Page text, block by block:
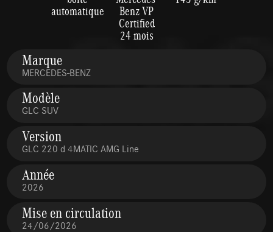
automatique Benz VP
Certified
24 mois
Marque
MERCEDES-BENZ
Modèle
GLC SUV
Version
GLC 220 d 4MATIC AMG Line
Année
2026
Mise en circulation
24/06/2026